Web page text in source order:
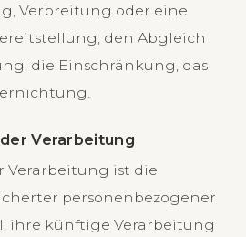
Verbreitung oder eine
den Abgleich
die Einschränkung, das
Verarbeitung
Verarbeitung ist die
personenbezogener
ihre künftige Verarbeitung